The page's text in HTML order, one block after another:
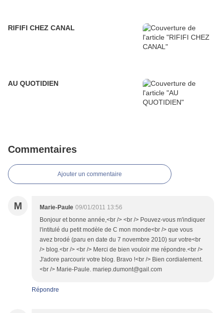
RIFIFI CHEZ CANAL
AU QUOTIDIEN
Commentaires
Ajouter un commentaire
M Marie-Paule 09/01/2011 13:56
Bonjour et bonne année,<br /> <br /> Pouvez-vous m'indiquer
l'intitulé du petit modèle de C mon monde<br /> que vous
avez brodé (paru en date du 7 novembre 2010) sur votre<br
/> blog.<br /> <br /> Merci de bien vouloir me répondre.<br />
J'adore parcourir votre blog. Bravo !<br /> Bien cordialement.
<br /> Marie-Paule. mariep.dumont@gail.com
Répondre